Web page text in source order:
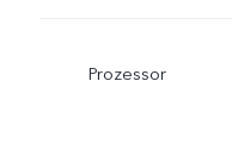
Prozessor